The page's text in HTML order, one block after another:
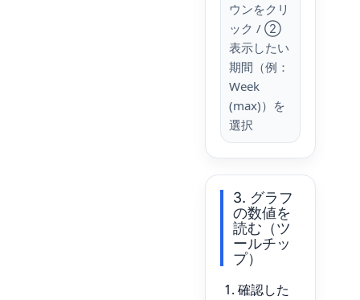
ウンをクリ
ック / ②
表示したい
期間（例：
Week
(max)）を
選択
3. グラフ
の数値を
読む（ツ
ールチッ
プ）
確認した